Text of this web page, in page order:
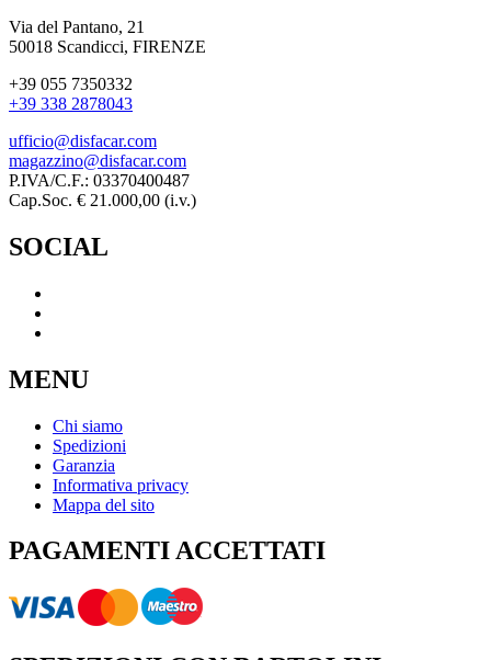
Via del Pantano, 21
50018 Scandicci, FIRENZE
+39 055 7350332
+39 338 2878043
ufficio@disfacar.com
magazzino@disfacar.com
P.IVA/C.F.: 03370400487
Cap.Soc. € 21.000,00 (i.v.)
SOCIAL
MENU
Chi siamo
Spedizioni
Garanzia
Informativa privacy
Mappa del sito
PAGAMENTI ACCETTATI